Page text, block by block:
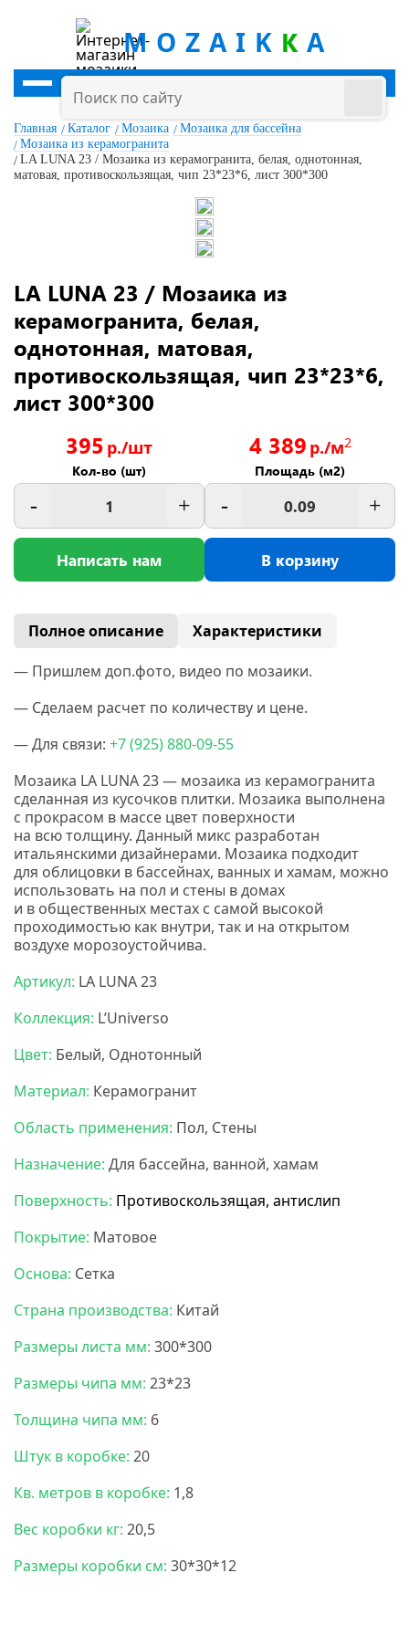
MOZAIK K A
Главная Каталог Мозаика
Мозаика для бассейна
Мозаика из керамогранита
LA LUNA 23 / Мозаика из керамогранита, белая, однотонная,
матовая, противоскользящая, чип 23*23*6, лист 300*300
LA LUNA 23 / Мозаика из
керамогранита, белая,
однотонная, матовая,
противоскользящая, чип 23*23*6,
лист 300*300
395 р./шт
Кол-во (шт)
- +
Написать нам
4 389 р./м2
Площадь (м2)
- +
В корзину
Полное описание
Характеристики
— Пришлем доп.фото, видео по мозаики.
— Сделаем расчет по количеству и цене.
— Для связи: +7(925) 880-09-55
Мозаика LA LUNA 23 — мозаика из керамогранита
сделанная из кусочков плитки. Мозаика выполнена
с прокрасом в массе цвет поверхности
на всю толщину. Данный микс разработан
итальянскими дизайнерами. Мозаика подходит
для облицовки в бассейнах, ванных и хамам, можно
использовать на пол и стены в домах
и в общественных местах с самой высокой
проходимостью как внутри, так и на открытом
воздухе морозоустойчива.
Артикул: LA LUNA 23
Коллекция: L’Universo
Цвет: Белый, Однотонный
Материал: Керамогранит
Область применения: Пол, Стены
Назначение: Для бассейна, ванной, хамам
Поверхность: Противоскользящая, антислип
Покрытие: Матовое
Основа: Сетка
Страна производства: Китай
Размеры листа мм: 300*300
Размеры чипа мм: 23*23
Толщина чипа мм: 6
Штук в коробке: 20
Кв. метров в коробке: 1,8
Вес коробки кг: 20,5
Размеры коробки см: 30*30*12